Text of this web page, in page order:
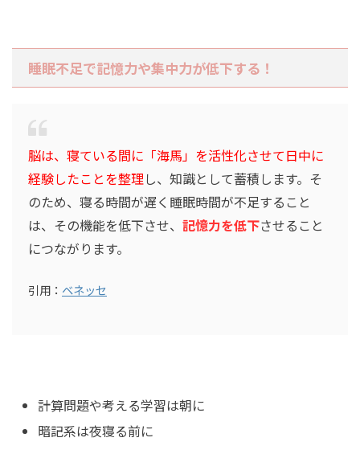
睡眠不足で記憶力や集中力が低下する！
脳は、寝ている間に「海馬」を活性化させて日中に
経験したことを整理し、知識として蓄積します。そ
のため、寝る時間が遅く睡眠時間が不足すること
は、その機能を低下させ、 記憶力を低下させること
につながります。
引用： ベネッセ
計算問題や考える学習は朝に
暗記系は夜寝る前に